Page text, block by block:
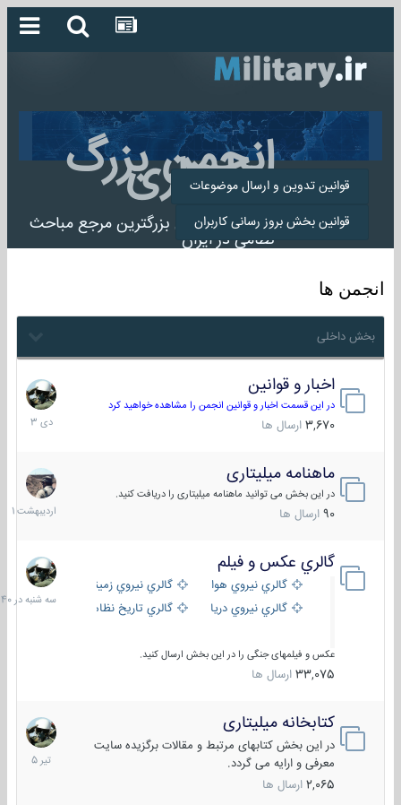
انجمن بزرگ
میلیتاری
انجمن میلیتاری بزرگترین مرجع مباحث
نظامی در ایران
قوانین تدوین و ارسال موضوعات
قوانین بخش بروز رسانی کاربران
انجمن ها
بخش داخلی
اخبار و قوانین
در این قسمت اخبار و قوانین انجمن را مشاهده خواهید کرد
3,670 ارسال ها
22
دی
1403
ماهنامه میلیتاری
در این بخش می توانید ماهنامه میلیتاری را دریافت کنید.
90 ارسال ها
30
1401
گالري عكس و فيلم
گالري نيروي هوايي
گالري نيروي زميني
گالري نيروي دريايي
گالري تاریخ نظامی
عکس و فیلمهای جنگی را در این بخش ارسال کنید.
33,075 ارسال ها
سه
شنبه
در
کتابخانه میلیتاری
در این بخش کتابهای مرتبط و مقالات برگزیده سایت
معرفی و ارایه می گردد.
2,065 ارسال ها
16
تیر
1405